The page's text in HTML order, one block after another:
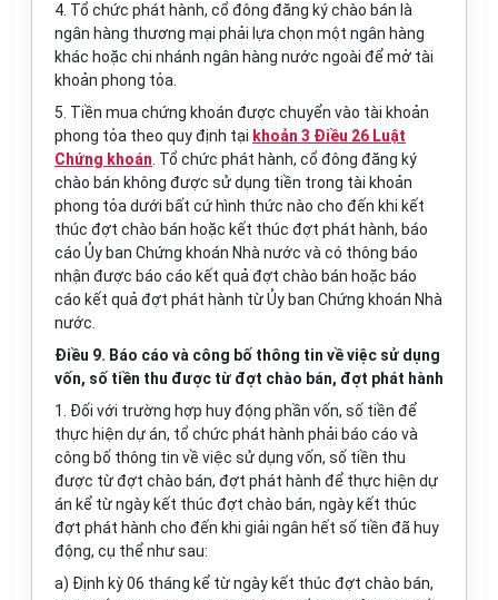
4. Tổ chức phát hành, cổ đông đăng ký chào bán là
ngân hàng thương mại phải lựa chọn một ngân hàng
khác hoặc chi nhánh ngân hàng nước ngoài để mở tài
khoản phong tỏa.
5. Tiền mua chứng khoán được chuyển vào tài khoản
phong tỏa theo quy định tại khoản 3 Điều 26 Luật
Chứng khoán . Tổ chức phát hành, cổ đông đăng ký
chào bán không được sử dụng tiền trong tài khoản
phong tỏa dưới bất cứ hình thức nào cho đến khi kết
thúc đợt chào bán hoặc kết thúc đợt phát hành, báo
cáo Ủy ban Chứng khoán Nhà nước và có thông báo
nhận được báo cáo kết quả đợt chào bán hoặc báo
cáo kết quả đợt phát hành từ Ủy ban Chứng khoán Nhà
nước.
Điều 9. Báo cáo và công bố thông tin về việc sử dụng
vốn, số tiền thu được từ đợt chào bán, đợt phát hành
1. Đối với trường hợp huy động phần vốn, số tiền để
thực hiện dự án, tổ chức phát hành phải báo cáo và
công bố thông tin về việc sử dụng vốn, số tiền thu
được từ đợt chào bán, đợt phát hành để thực hiện dự
án kể từ ngày kết thúc đợt chào bán, ngày kết thúc
đợt phát hành cho đến khi giải ngân hết số tiền đã huy
động, cụ thể như sau:
a) Định kỳ 06 tháng kể từ ngày kết thúc đợt chào bán,